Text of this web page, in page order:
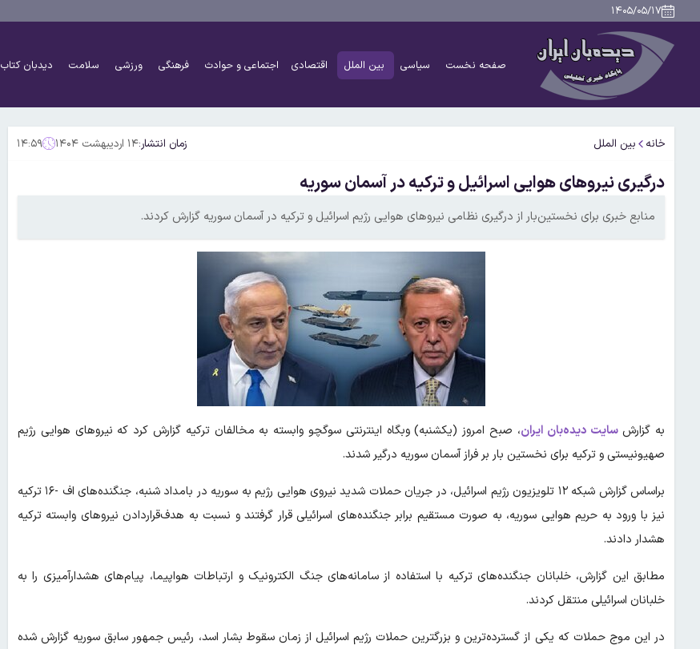
۱۴۰۵/۰۵/۱۷
صفحه نخست سیاسی بین الملل اقتصادی اجتماعی و حوادث فرهنگی ورزشی سلامت دیدبان کتاب
خانه بین الملل زمان انتشار:۱۴ اردیبهشت ۱۴۰۴ ۱۴:۵۹
درگیری نیروهای هوایی اسرائیل و ترکیه در آسمان سوریه
منابع خبری برای نخستین‌بار از درگیری‌ نظامی نیروهای هوایی رژیم اسرائیل و ترکیه در آسمان سوریه گزارش کردند.
به گزارش سایت دیده‌بان ایران، صبح امروز (یکشنبه) وبگاه اینترنتی سوگچو وابسته به مخالفان ترکیه گزارش کرد که نیروهای هوایی رژیم
صهیونیستی و ترکیه برای نخستین بار بر فراز آسمان سوریه درگیر شدند.
براساس گزارش شبکه ۱۲ تلویزیون رژیم اسرائیل، در جریان حملات شدید نیروی هوایی رژیم به سوریه در بامداد شنبه، جنگنده‌های اف -۱۶ ترکیه
نیز با ورود به حریم هوایی سوریه، به صورت مستقیم برابر جنگنده‌های اسرائیلی قرار گرفتند و نسبت به هدف‌قراردادن نیروهای وابسته ترکیه
هشدار دادند.
مطابق این گزارش، خلبانان جنگنده‌های ترکیه با استفاده از سامانه‌های جنگ الکترونیک و ارتباطات هواپیما، پیام‌های هشدارآمیزی را به
خلبانان اسرائیلی منتقل کردند.
در این موج حملات که یکی از گسترده‌ترین و بزرگترین حملات رژیم اسرائیل از زمان سقوط بشار اسد، رئیس جمهور سابق سوریه گزارش‌ شده